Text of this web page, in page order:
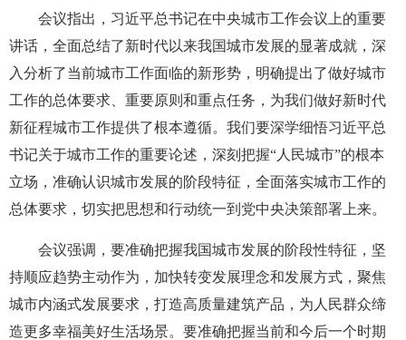
会议指出，习近平总书记在中央城市工作会议上的重要
讲话，全面总结了新时代以来我国城市发展的显著成就，深
入分析了当前城市工作面临的新形势，明确提出了做好城市
工作的总体要求、重要原则和重点任务，为我们做好新时代
新征程城市工作提供了根本遵循。我们要深学细悟习近平总
书记关于城市工作的重要论述，深刻把握“人民城市”的根本
立场，准确认识城市发展的阶段特征，全面落实城市工作的
总体要求，切实把思想和行动统一到党中央决策部署上来。
会议强调，要准确把握我国城市发展的阶段性特征，坚
持顺应趋势主动作为，加快转变发展理念和发展方式，聚焦
城市内涵式发展要求，打造高质量建筑产品，为人民群众缔
造更多幸福美好生活场景。要准确把握当前和今后一个时期